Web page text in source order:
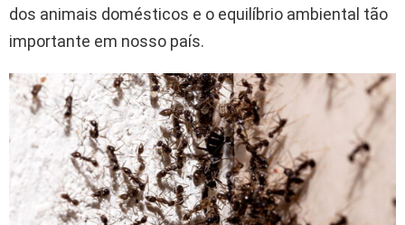
dos animais domésticos e o equilíbrio ambiental tão
importante em nosso país.